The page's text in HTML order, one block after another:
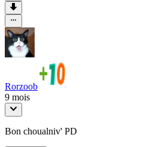
Rorzoob
9 mois
Bon choualniv' PD